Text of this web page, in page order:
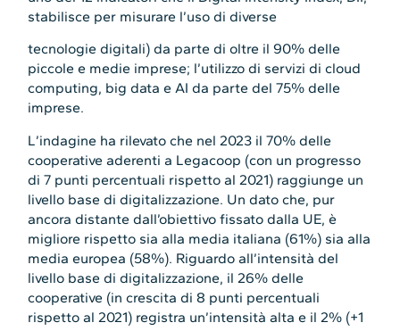
stabilisce per misurare l’uso di diverse
tecnologie digitali) da parte di oltre il 90% delle
piccole e medie imprese; l’utilizzo di servizi di cloud
computing, big data e AI da parte del 75% delle
imprese.
L’indagine ha rilevato che nel 2023 il 70% delle
cooperative aderenti a Legacoop (con un progresso
di 7 punti percentuali rispetto al 2021) raggiunge un
livello base di digitalizzazione. Un dato che, pur
ancora distante dall’obiettivo fissato dalla UE, è
migliore rispetto sia alla media italiana (61%) sia alla
media europea (58%). Riguardo all’intensità del
livello base di digitalizzazione, il 26% delle
cooperative (in crescita di 8 punti percentuali
rispetto al 2021) registra un’intensità alta e il 2% (+1